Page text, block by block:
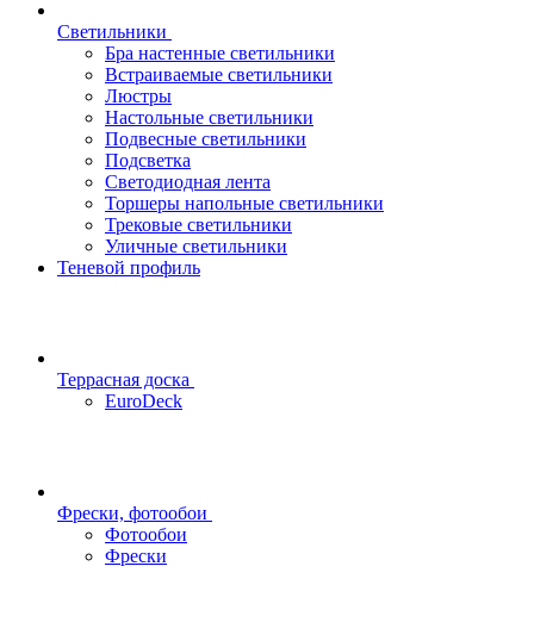
Светильники
Бра настенные светильники
Встраиваемые светильники
Люстры
Настольные светильники
Подвесные светильники
Подсветка
Светодиодная лента
Торшеры напольные светильники
Трековые светильники
Уличные светильники
Теневой профиль
Террасная доска
EuroDeck
Фрески, фотообои
Фотообои
Фрески